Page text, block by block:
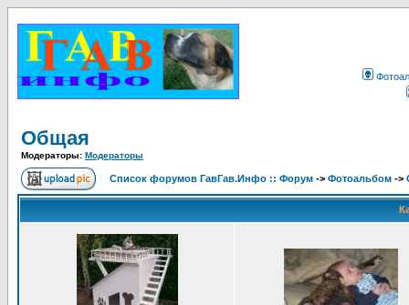
Общая
Модераторы: Модераторы
Список форумов ГавГав.Инфо :: Форум -> Фотоальбом ->